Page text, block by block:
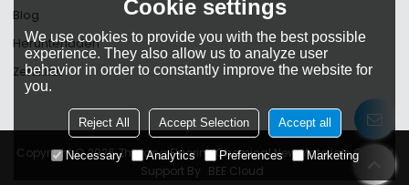
Blog
Herunterladen
Zertifikat
Copyright © 2026Zhejiang Fluorine Chemical New Materials Co., Ltd
Support By BEE Cloud
Cookie settings
We use cookies to provide you with the best possible
experience. They also allow us to analyze user
behavior in order to constantly improve the website for
you.
Reject All Accept Selection Accept all
Necessary Analytics Preferences Marketing